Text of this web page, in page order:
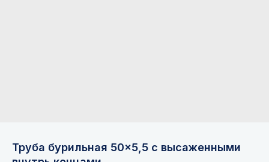
Труба бурильная 50×5,5 с высаженными